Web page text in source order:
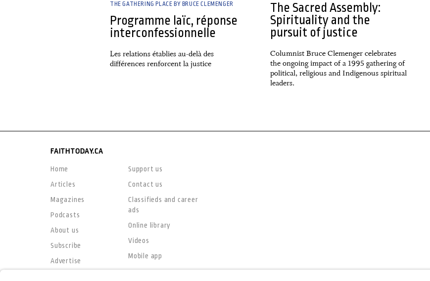
THE GATHERING PLACE BY BRUCE CLEMENGER
Programme laïc, réponse
interconfessionnelle
Les relations établies au-delà des
différences renforcent la justice
The Sacred Assembly:
Spirituality and the
pursuit of justice
Columnist Bruce Clemenger celebrates
the ongoing impact of a 1995 gathering of
political, religious and Indigenous spiritual
leaders.
FAITHTODAY.CA
Home
Articles
Magazines
Podcasts
About us
Subscribe
Advertise
Support us
Contact us
Classifieds and career
ads
Online library
Videos
Mobile app